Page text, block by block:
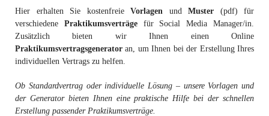
Hier erhalten Sie kostenfreie Vorlagen und Muster (pdf) für
verschiedene Praktikumsverträgefür Social Media Manager/in.
Zusätzlich bieten wir Ihnen einen Online
Praktikumsvertragsgenerator an, um Ihnen bei der Erstellung Ihres
individuellen Vertrags zu helfen.
Ob Standardvertrag oder individuelle Lösung – unsere Vorlagen und
der Generator bieten Ihnen eine praktische Hilfe bei der schnellen
Erstellung passender Praktikumsverträge.